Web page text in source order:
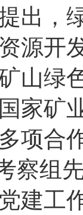
出，
源开
山绿
家矿
项合
察组
建工